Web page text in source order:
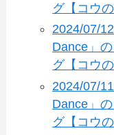
グ【コウ
2024/07/
Dance」
グ【コウ
2024/07/
Dance」
グ【コウ